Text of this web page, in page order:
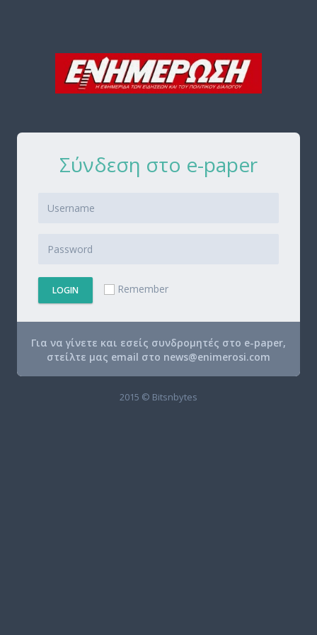
Σύνδεση στο e-paper
LOGIN Remember
Για να γίνετε και εσείς συνδρομητές στο e-paper,
στείλτε μας email στο news@enimerosi.com
2015 © Bitsnbytes